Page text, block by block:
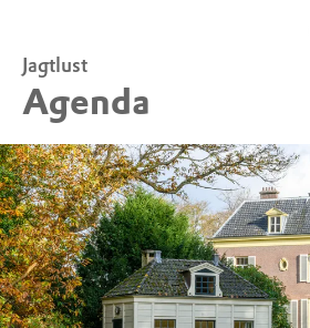
Jagtlust
Agenda